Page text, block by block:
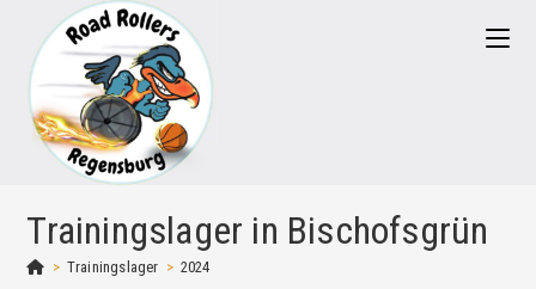
springen
Trainingslager in Bischofsgrün
> Trainingslager > 2024